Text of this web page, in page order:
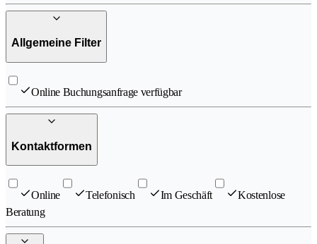
Allgemeine Filter
Online Buchungsanfrage verfügbar
Kontaktformen
Online Telefonisch Im Geschäft
Kostenlose
Beratung